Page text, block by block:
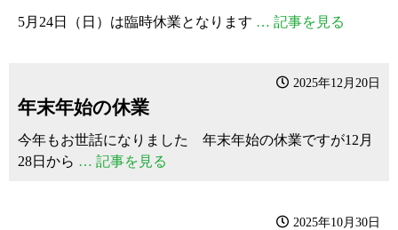
5月24日（日）は臨時休業となります … 記事を見る
2025年12月20日
年末年始の休業
今年もお世話になりました 年末年始の休業ですが12月
28日から … 記事を見る
2025年10月30日